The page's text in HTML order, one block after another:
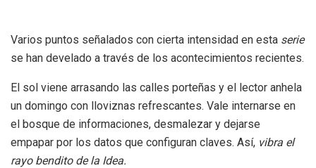
Varios puntos señalados con cierta intensidad en esta serie
se han develado a través de los acontecimientos recientes.
El sol viene arrasando las calles porteñas y el lector anhela
un domingo con lloviznas refrescantes. Vale internarse en
el bosque de informaciones, desmalezar y dejarse
empapar por los datos que configuran claves. Así, vibra el
rayo bendito de la Idea.